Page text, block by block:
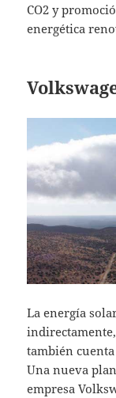
CO2 y
energética
La energía
también
Una nueva
empresa